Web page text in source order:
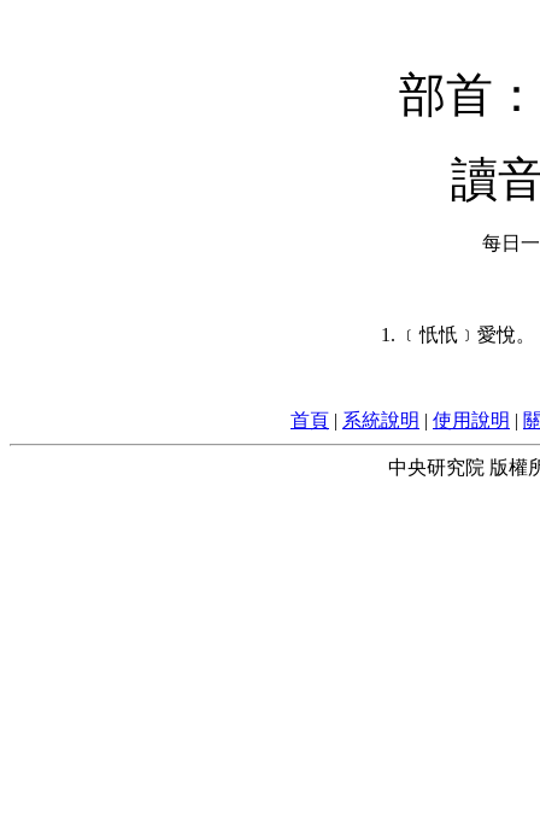
部首：
讀
每日
1. ﹝忯忯﹞愛悅
首頁 | 系統說明 | 使用說明 |
中央研究院 版權